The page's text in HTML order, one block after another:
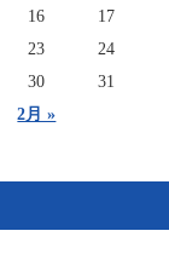
2月 »
16
17
23
24
30 31